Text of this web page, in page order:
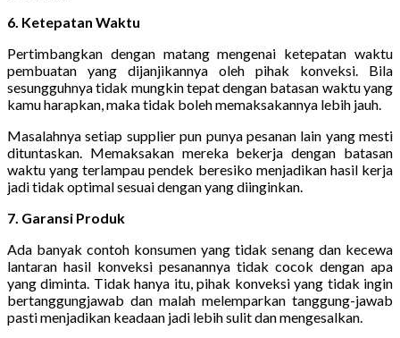
6. Ketepatan Waktu
Pertimbangkan dengan matang mengenai ketepatan waktu
pembuatan yang dijanjikannya oleh pihak konveksi. Bila
sesungguhnya tidak mungkin tepat dengan batasan waktu yang
kamu harapkan, maka tidak boleh memaksakannya lebih jauh.
Masalahnya setiap supplier pun punya pesanan lain yang mesti
dituntaskan. Memaksakan mereka bekerja dengan batasan
waktu yang terlampau pendek beresiko menjadikan hasil kerja
jadi tidak optimal sesuai dengan yang diinginkan.
7. Garansi Produk
Ada banyak contoh konsumen yang tidak senang dan kecewa
lantaran hasil konveksi pesanannya tidak cocok dengan apa
yang diminta. Tidak hanya itu, pihak konveksi yang tidak ingin
bertanggungjawab dan malah melemparkan tanggung-jawab
pasti menjadikan keadaan jadi lebih sulit dan mengesalkan.